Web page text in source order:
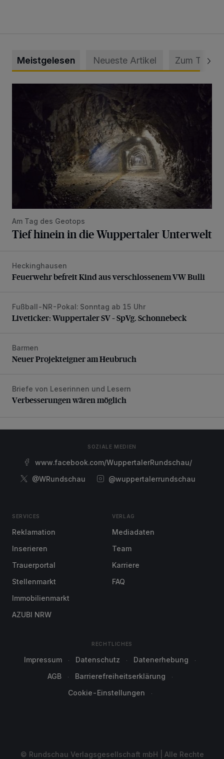
Meistgelesen Neueste Artikel Zum Thema
Am Tag des Geotops
Tief hinein in die Wuppertaler Unterwelt
Feuerwehr befreit Kind aus verschlossenem VW Bulli
Heckinghausen
Feuerwehr befreit Kind aus verschlossenem VW Bulli
Liveticker: Wuppertaler SV – SpVg. Schonnebeck
Fußball-NR-Pokal: Sonntag ab 15 Uhr
Liveticker: Wuppertaler SV – SpVg. Schonnebeck
Neuer Projekteigner am Heubruch
Barmen
Neuer Projekteigner am Heubruch
Verbesserungen wären möglich
Briefe von Leserinnen und Lesern
Verbesserungen wären möglich
SOZIALE MEDIEN
www.facebook.com/WuppertalerRundschau/
@WRundschau
@wuppertalerrundschau
SERVICES
Reklamation
Inserieren
Trauerportal
Stellenmarkt
Immobilienmarkt
AZUBI NRW
VERLAG
Mediadaten
Team
Karriere
FAQ
RECHTLICHES
Impressum Datenschutz
Datenerhebung
AGB
Barrierefreiheitserklärung
Cookie-Einstellungen
© Rundschau Verlagsgesellschaft mbH | Alle Rechte